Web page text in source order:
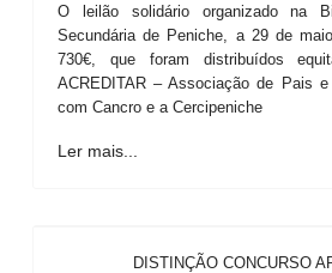
O leilão solidário organizado na
Secundária de Peniche, a 29 de
730€, que foram distribuídos
ACREDITAR – Associação de Pais
com Cancro e a Cercipeniche
Ler mais...
DISTINÇÃO CONCURSO